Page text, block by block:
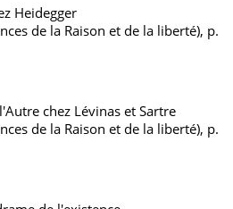
Heidegger
de la Raison et de la liberté), p.
chez Lévinas et Sartre
de la Raison et de la liberté), p.